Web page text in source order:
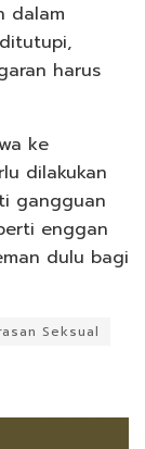
dalam
harus
ke
dilakukan
gangguan
enggan
dulu bagi
Seksual